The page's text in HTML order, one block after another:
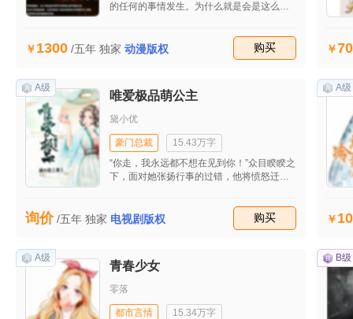
我们彼此之间的那种相依，就再也不复存在
的任何的事情发生。为什么就是会是这么的
1300 /五年 独家 动漫版权 购买
A级
唯爱极品萌公主
黛小优
豪门总裁
15.43万字
“你走，我永远都不想在见到你！”众目睽睽之
下，面对她张扬行事的过错，他将愤怒迁就
的背影，她哭得泪流满面，伤心欲绝，最终
语出惊人道：“可是相公………我怀了你的孩
询价 /五年 独家 电视剧版权 购买
A级
A级
青春少女
零落
都市言情
15.34万字
B级